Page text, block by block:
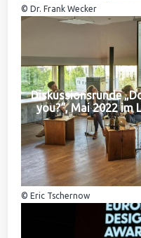
© Dr. Frank Wecker
Diskussionsrunde
you?“, Mai 2022 im
© Eric Tschernow